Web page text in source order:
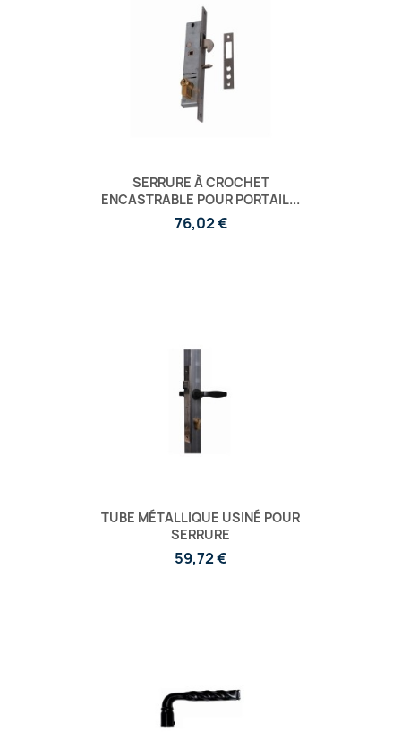
SERRURE À CROCHET
ENCASTRABLE POUR PORTAIL...
76,02 €
TUBE MÉTALLIQUE USINÉ POUR
SERRURE
59,72 €